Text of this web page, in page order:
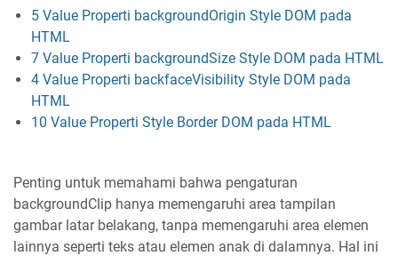
5 Value Properti backgroundOrigin Style DOM pada
HTML
7 Value Properti backgroundSize Style DOM pada HTML
4 Value Properti backfaceVisibility Style DOM pada
HTML
10 Value Properti Style Border DOM pada HTML
Penting untuk memahami bahwa pengaturan
backgroundClip hanya memengaruhi area tampilan
gambar latar belakang, tanpa memengaruhi area elemen
lainnya seperti teks atau elemen anak di dalamnya. Hal ini